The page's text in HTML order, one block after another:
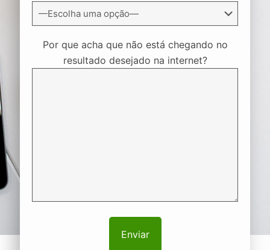
Por que acha que não está chegando no
resultado desejado na internet?